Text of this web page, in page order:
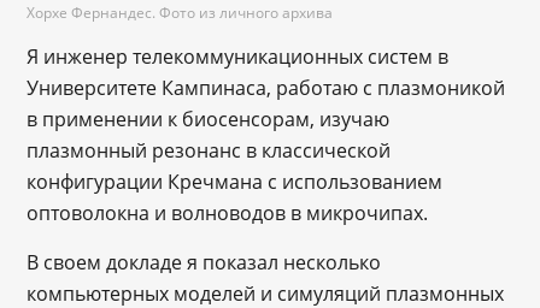
Хорхе Фернандес. Фото из личного архива
Я инженер телекоммуникационных систем в
Университете Кампинаса, работаю с плазмоникой
в применении к биосенсорам, изучаю
плазмонный резонанс в классической
конфигурации Кречмана с использованием
оптоволокна и волноводов в микрочипах.
В своем докладе я показал несколько
компьютерных моделей и симуляций плазмонных